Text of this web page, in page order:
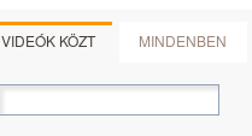
VIDEÓK KÖZT MINDENBEN